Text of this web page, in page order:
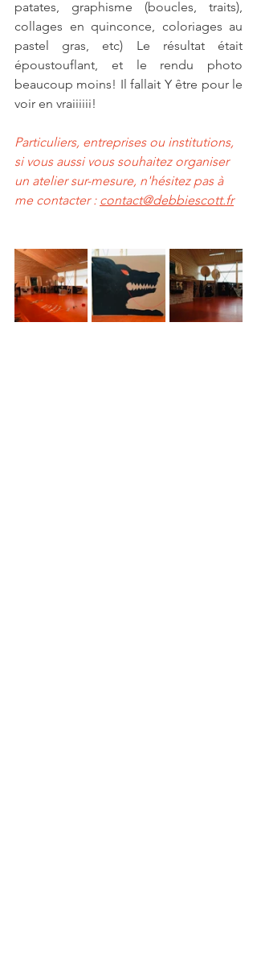
patates, graphisme (boucles, traits),
collages en quinconce, coloriages au
pastel gras, etc) Le résultat était
époustouflant, et le rendu photo
beaucoup moins! Il fallait Y être pour le
voir en vraiiiiii!
Particuliers, entreprises ou institutions,
si vous aussi vous souhaitez organiser
un atelier sur-mesure, n'hésitez pas à
me contacter : contact@debbiescott.fr